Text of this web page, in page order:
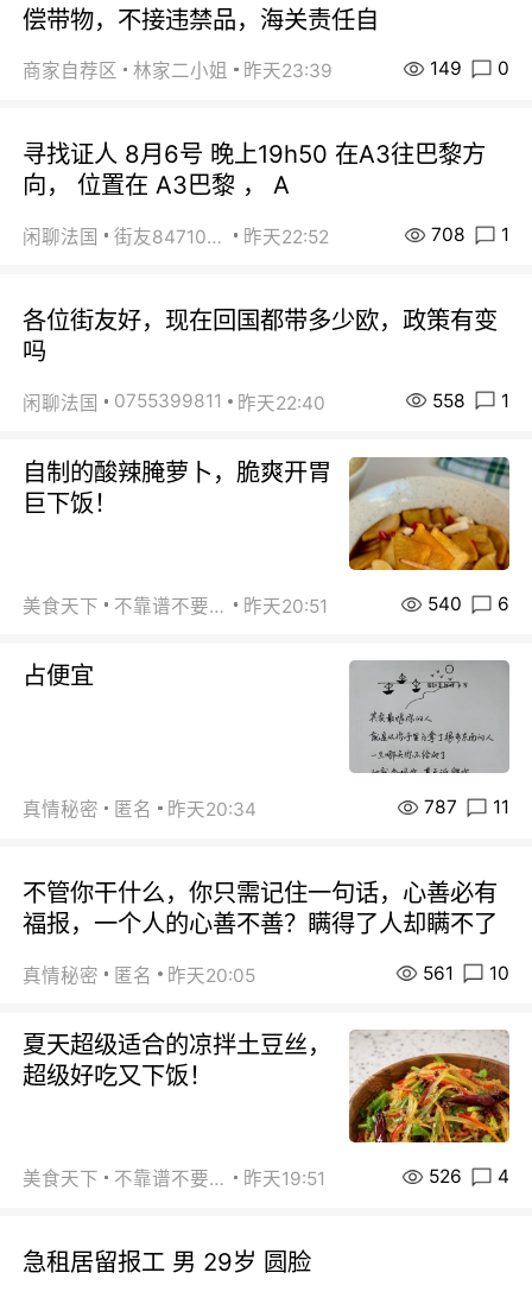
偿带物，不接违禁品，海关责任自
商家自荐区 林家二小姐 昨天23:39 149 0
寻找证人 8月6号 晚上19h50 在A3往巴黎方
向， 位置在 A3巴黎 ， A
闲聊法国 街友84710671 昨天22:52 708 1
各位街友好，现在回国都带多少欧，政策有变
吗
闲聊法国 0755399811 昨天22:40 558 1
自制的酸辣腌萝卜，脆爽开胃
巨下饭！
美食天下 不靠谱不要联系 昨天20:51 540 6
占便宜
真情秘密 匿名 昨天20:34 787 11
不管你干什么，你只需记住一句话，心善必有
福报，一个人的心善不善？瞒得了人却瞒不了
真情秘密 匿名 昨天20:05 561 10
夏天超级适合的凉拌土豆丝，
超级好吃又下饭！
美食天下 不靠谱不要联系 昨天19:51 526 4
急租居留报工 男 29岁 圆脸